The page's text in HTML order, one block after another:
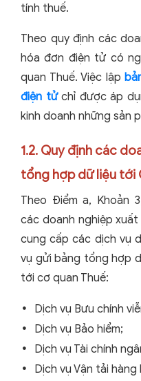
tính thuế.
Theo quy định các
hóa đơn điện tử có
quan Thuế. Việc lập
điện tửchỉ được áp
kinh doanh những sản
1.2. Quy định các
tổng hợp dữ liệu tới
Theo Điểm a, Khoản
các doanh nghiệp
cung cấp các dịch vụ
vụ gửi bảng tổng hợp
tới cơ quan Thuế:
Dịch vụ Bưu chính
Dịch vụ Bảo hiểm;
Dịch vụ Tài chính
Dịch vụ Vận tải hàng